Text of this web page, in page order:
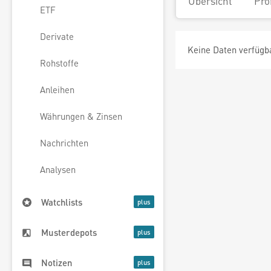
ETF
Derivate
Rohstoffe
Anleihen
Währungen & Zinsen
Nachrichten
Analysen
Watchlists
Musterdepots
Notizen
Keine Daten